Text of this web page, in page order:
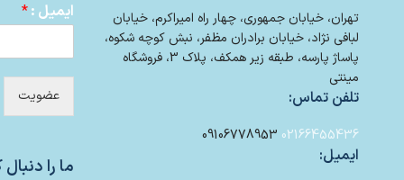
تهران، خیابان جمهوری، چهار راه امیراکرم، خیابان
لبافی نژاد، خیابان برادران مظفر، نبش کوچه شکوه،
پاساژ پارسه، طبقه زیر همکف، پلاک 3، فروشگاه
مینتی
تلفن تماس:
02166455436
09106778953
ایمیل:
ایمیل :*
عضویت
ما را دنبال